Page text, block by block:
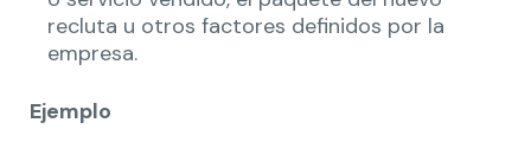
recluta u otros factores definidos por la
empresa.
Ejemplo